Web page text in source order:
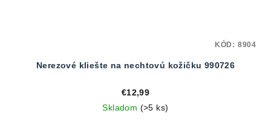
Nerezové kliešte na nechtovú kožičku 990726
€12,99
Skladom (>5 ks)
KÓD: 8904